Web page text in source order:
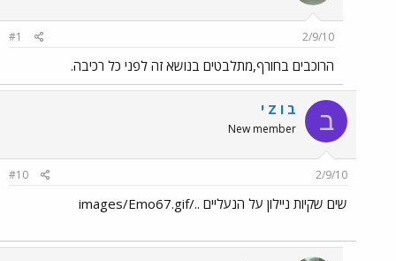
2/9/10
#1
הרוכבים בחורף,מתלבטים בנושא זה לפני כל רכיבה.
ב ב ו Z י
New member
2/9/10
#10
שים שקיות ניילון על הנעליים ../images/Emo67.gif